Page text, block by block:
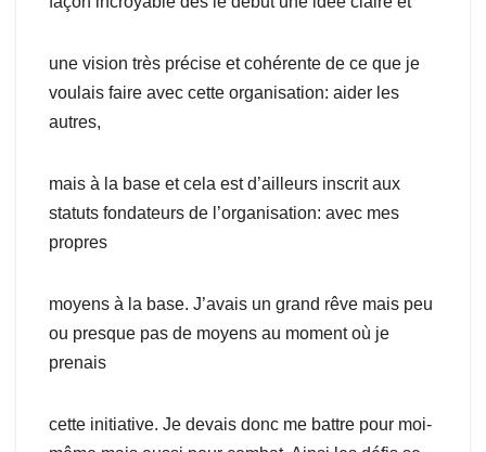
une vision très précise et cohérente de ce que je
voulais faire avec cette organisation: aider les
autres,
mais à la base et cela est d’ailleurs inscrit aux
statuts fondateurs de l’organisation: avec mes
propres
moyens à la base. J’avais un grand rêve mais peu
ou presque pas de moyens au moment où je
prenais
cette initiative. Je devais donc me battre pour moi-